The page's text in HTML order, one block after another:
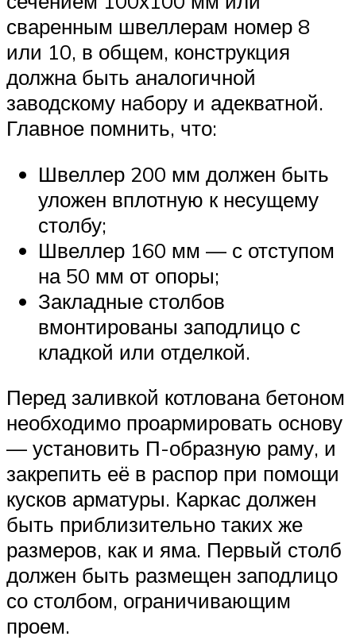
сваренным швеллерам номер 8
или 10, в общем, конструкция
должна быть аналогичной
заводскому набору и адекватной.
Главное помнить, что:
Швеллер 200 мм должен быть
уложен вплотную к несущему
столбу;
Швеллер 160 мм — с отступом
на 50 мм от опоры;
Закладные столбов
вмонтированы заподлицо с
кладкой или отделкой.
Перед заливкой котлована бетоном
необходимо проармировать основу
— установить П-образную раму, и
закрепить её в распор при помощи
кусков арматуры. Каркас должен
быть приблизительно таких же
размеров, как и яма. Первый столб
должен быть размещен заподлицо
со столбом, ограничивающим
проем.